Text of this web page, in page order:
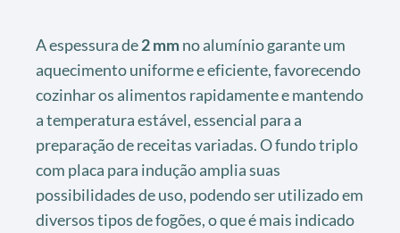
A espessura de2 mmno alumínio garante um
aquecimento uniforme e eficiente, favorecendo
cozinhar os alimentos rapidamente e mantendo
a temperatura estável, essencial para a
preparação de receitas variadas. O fundo triplo
com placa para indução amplia suas
possibilidades de uso, podendo ser utilizado em
diversos tipos de fogões, o que é mais indicado